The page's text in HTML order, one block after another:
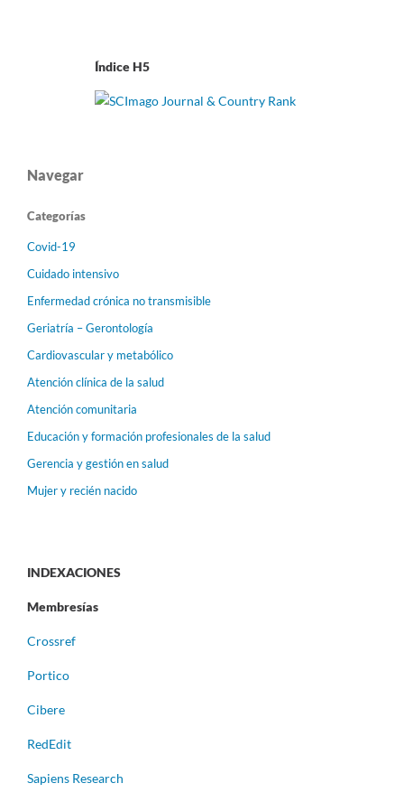
Índice H5
Navegar
Categorías
Covid-19
Cuidado intensivo
Enfermedad crónica no transmisible
Geriatría – Gerontología
Cardiovascular y metabólico
Atención clínica de la salud
Atención comunitaria
Educación y formación profesionales de la salud
Gerencia y gestión en salud
Mujer y recién nacido
INDEXACIONES
Membresías
Crossref
Portico
Cibere
RedEdit
Sapiens Research